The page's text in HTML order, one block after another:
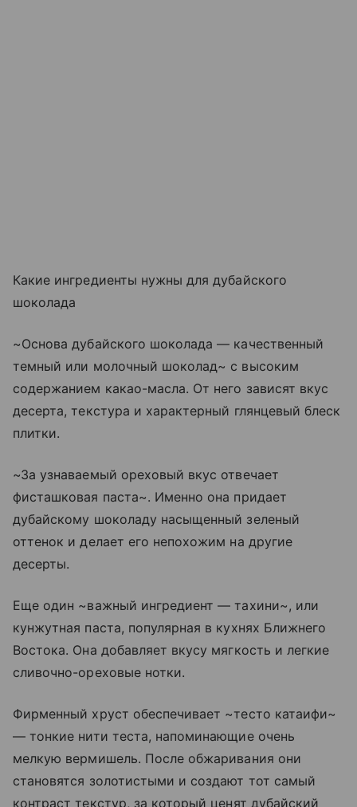
Какие ингредиенты нужны для дубайского
шоколада
~Основа дубайского шоколада — качественный
темный или молочный шоколад~ с высоким
содержанием какао-масла. От него зависят вкус
десерта, текстура и характерный глянцевый блеск
плитки.
~За узнаваемый ореховый вкус отвечает
фисташковая паста~. Именно она придает
дубайскому шоколаду насыщенный зеленый
оттенок и делает его непохожим на другие
десерты.
Еще один ~важный ингредиент — тахини~, или
кунжутная паста, популярная в кухнях Ближнего
Востока. Она добавляет вкусу мягкость и легкие
сливочно-ореховые нотки.
Фирменный хруст обеспечивает ~тесто катаифи~
— тонкие нити теста, напоминающие очень
мелкую вермишель. После обжаривания они
становятся золотистыми и создают тот самый
контраст текстур, за который ценят дубайский